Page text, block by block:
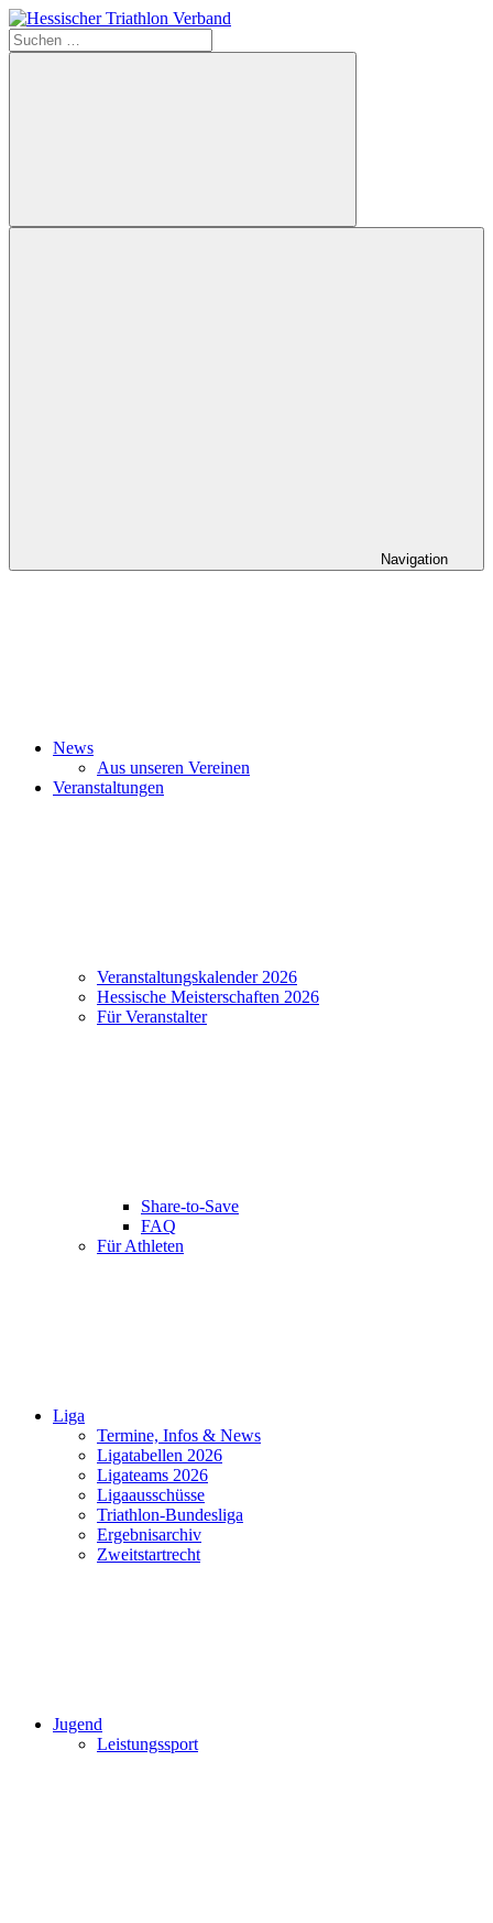
Zum
Inhalt
springen
Hessischer
Suchen
nach:
Suchen
Navigation
News
Aus unseren Vereinen
Veranstaltungen
Veranstaltungskalender 2026
Hessische Meisterschaften 2026
Für Veranstalter
Share-to-Save
FAQ
Für Athleten
Liga
Termine, Infos & News
Ligatabellen 2026
Ligateams 2026
Ligaausschüsse
Triathlon-Bundesliga
Ergebnisarchiv
Zweitstartrecht
Jugend
Leistungssport